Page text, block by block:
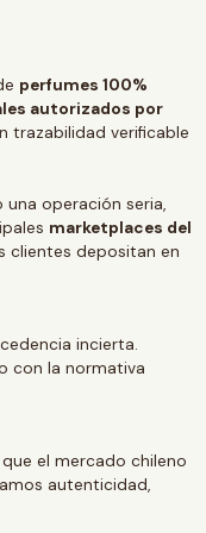
perfumes 100%
autorizados por
trazabilidad verificable
operación seria,
marketplaces del
clientes depositan en
incierta.
con la normativa
el mercado chileno
autenticidad,